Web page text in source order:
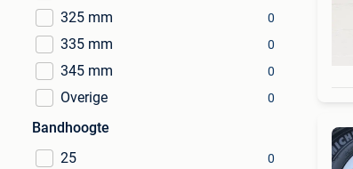
325 mm 0
335 mm 0
345 mm 0
Overige 0
Bandhoogte
25
0